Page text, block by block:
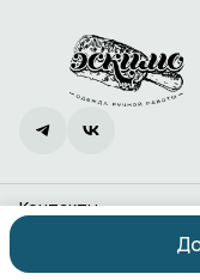
Контакты
Ростов-на-Дону,
Телефон
ОплатаДоставка